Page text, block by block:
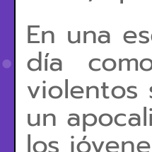
En una
día
violentos
un